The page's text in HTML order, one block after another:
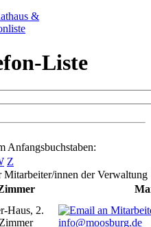
&
Liste
Anfangsbuchstaben:
Z
Mitarbeiter/innen der Verwaltung
Haus, 2.